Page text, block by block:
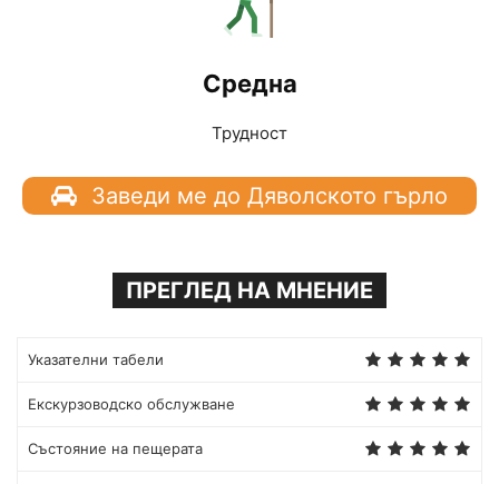
Средна
Трудност
Заведи ме до Дяволското гърло
ПРЕГЛЕД НА МНЕНИЕ
Указателни табели
Екскурзоводско обслужване
Състояние на пещерата